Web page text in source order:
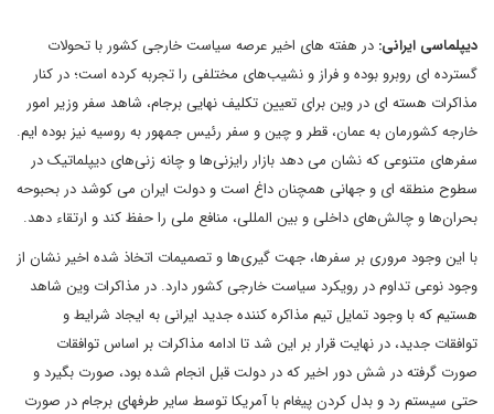
دیپلماسی ایرانی: در هفته های اخیر عرصه سیاست خارجی کشور با تحولات
گسترده ای روبرو بوده و فراز و نشیب‌های مختلفی را تجربه کرده است؛ در کنار
مذاکرات هسته ای در وین برای تعیین تکلیف نهایی برجام، شاهد سفر وزیر امور
خارجه کشورمان به عمان، قطر و چین و سفر رئیس جمهور به روسیه نیز بوده ایم.
سفرهای متنوعی که نشان می دهد بازار رایزنی‌ها و چانه زنی‌های دیپلماتیک در
سطوح منطقه ای و جهانی همچنان داغ است و دولت ایران می کوشد در بحبوحه
بحران‌ها و چالش‌های داخلی و بین المللی، منافع ملی را حفظ کند و ارتقاء دهد.
با این وجود مروری بر سفرها، جهت گیری‌ها و تصمیمات اتخاذ شده اخیر نشان از
وجود نوعی تداوم در رویکرد سیاست خارجی کشور دارد. در مذاکرات وین شاهد
هستیم که با وجود تمایل تیم مذاکره کننده جدید ایرانی به ایجاد شرایط و
توافقات جدید، در نهایت قرار بر این شد تا ادامه مذاکرات بر اساس توافقات
صورت گرفته در شش دور اخیر که در دولت قبل انجام شده بود، صورت بگیرد و
حتی سیستم رد و بدل کردن پیغام با آمریکا توسط سایر طرفهای برجام در صورت